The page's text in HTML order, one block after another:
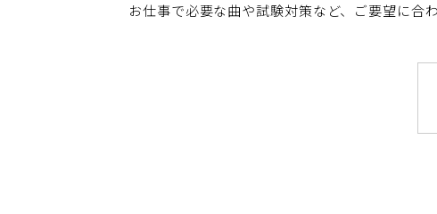
お仕事で必要な曲や試験対策など、ご要望に合